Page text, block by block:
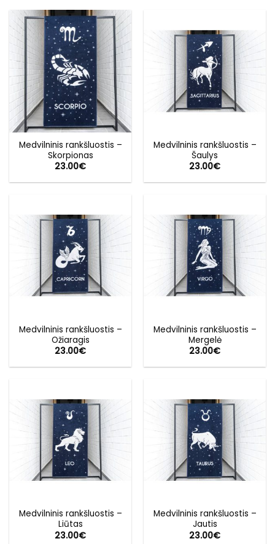
Medvilninis rankšluostis –
Skorpionas
23.00€
Medvilninis rankšluostis –
Šaulys
23.00€
Medvilninis rankšluostis –
Ožiaragis
23.00€
Medvilninis rankšluostis –
Mergelė
23.00€
Medvilninis rankšluostis –
Liūtas
23.00€
Medvilninis rankšluostis –
Jautis
23.00€